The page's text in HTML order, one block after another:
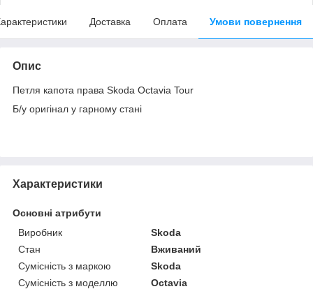
Доставка Оплата Умови повернення
Опис
Петля капота права Skoda Octavia Tour
Б/у оригінал у гарному стані
Характеристики
Основні атрибути
Виробник
Skoda
Стан
Вживаний
Сумісність з маркою
Skoda
Сумісність з моделлю
Octavia